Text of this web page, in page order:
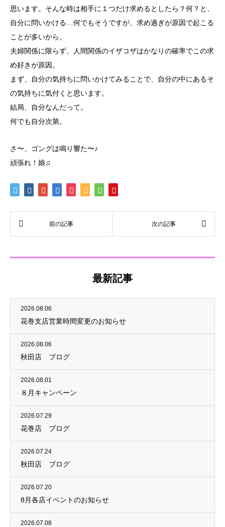
思います。そんな時は相手に１つだけ求めるとしたら？何？と、
自分に問いかける…何でもそうですが、求め過ぎが原因で起こる
ことが多いから。
夫婦関係に限らず、人間関係のイザコザはかなりの確率でこの求
め好きが原因。
まず、自分の気持ちに問いかけてみることで、自分の中にあるそ
の気持ちに気付くと思います。
結局、自分なんだって。
何でも自分次第。
さ〜、ゴングは鳴り響た〜♪
頑張れ！娘♫
最新記事
2026.08.06
花巻支店営業時間変更のお知らせ
2026.08.06
秋田店 ブログ
2026.08.01
８月キャンペーン
2026.07.29
花巻店 ブログ
2026.07.24
秋田店 ブログ
2026.07.20
8月各店イベントのお知らせ
2026.07.08